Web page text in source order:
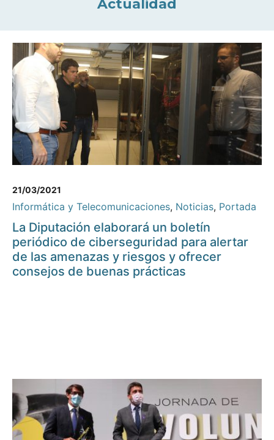
Actualidad
21/03/2021
Informática y Telecomunicaciones, Noticias, Portada
La Diputación elaborará un boletín
periódico de ciberseguridad para alertar
de las amenazas y riesgos y ofrecer
consejos de buenas prácticas